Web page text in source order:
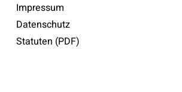
Impressum
Datenschutz
Statuten (PDF)